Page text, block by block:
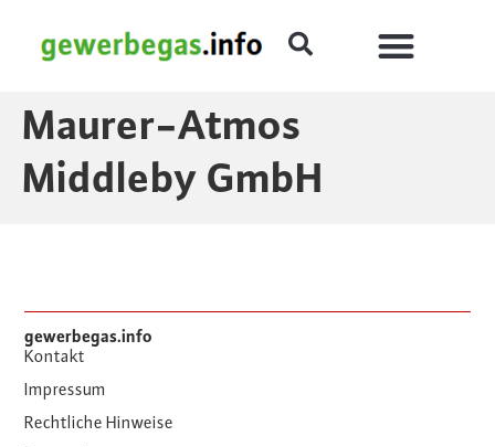
Maurer-Atmos
Middleby GmbH
gewerbegas.info
Kontakt
Impressum
Rechtliche Hinweise